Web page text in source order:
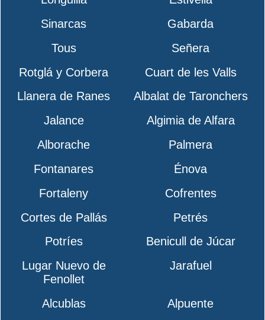
Sinarcas
Gabarda
Tous
Señera
Rotglá y Corbera
Cuart de les Valls
Llanera de Ranes
Albalat de Taronchers
Jalance
Algimia de Alfara
Alborache
Palmera
Fontanares
Énova
Fortaleny
Cofrentes
Cortes de Pallás
Petrés
Potríes
Benicull de Júcar
Lugar Nuevo de
Fenollet
Jarafuel
Alcublas
Alpuente